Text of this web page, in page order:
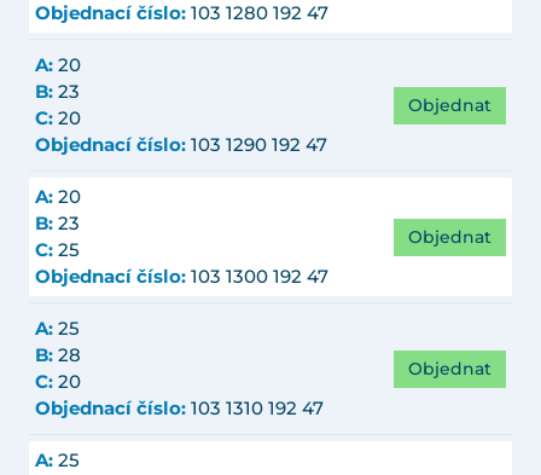
Objednací číslo: 103 1280 192 47
A: 20
B: 23
C: 20
Objednací číslo: 103 1290 192 47
Objednat
A: 20
B: 23
C: 25
Objednací číslo: 103 1300 192 47
Objednat
A: 25
B: 28
C: 20
Objednací číslo: 103 1310 192 47
Objednat
A: 25